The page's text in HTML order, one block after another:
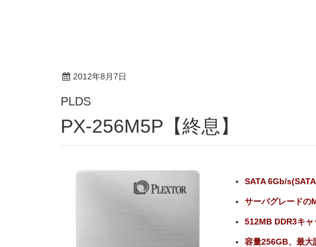
2012年8月7日
PLDS
PX-256M5P【終息】
SATA 6Gb/
サーバグレードの
512MB DDR3キ
容量256GB、最